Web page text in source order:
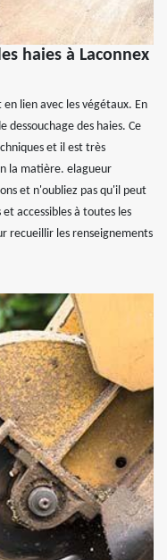
haies à Laconnex
lien avec les végétaux. En
dessouchage des haies. Ce
et il est très
la matière. elagueur
et n'oubliez pas qu'il peut
accessibles à toutes les
recueillir les renseignements